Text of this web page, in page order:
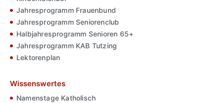
Jahresprogramm Frauenbund
Jahresprogramm Seniorenclub
Halbjahresprogramm Senioren 65+
Jahresprogramm KAB Tutzing
Lektorenplan
Wissenswertes
Namenstage Katholisch